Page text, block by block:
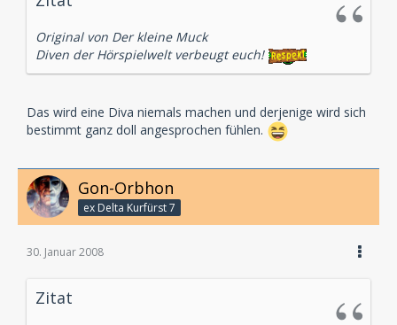
Original von Der kleine Muck
Diven der Hörspielwelt verbeugt euch!
Das wird eine Diva niemals machen und derjenige wird sich
bestimmt ganz doll angesprochen fühlen.
Gon-Orbhon
ex Delta Kurfürst 7
30. Januar 2008
Zitat